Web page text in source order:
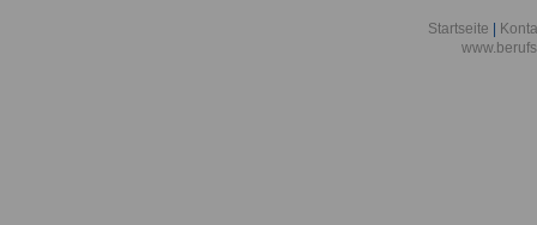
Startseite